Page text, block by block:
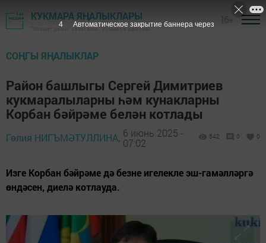
КУКМАРА ЯҢАЛЫКЛАРЫ
"Хезмәт даны" газетасы - Кукмара районы
СОҢГЫ ЯҢАЛЫКЛАР
Район башлыгы Сергей Димитриев
кукмаралыларны һәм кунакларны
Корбан бәйрәме белән котлады
Гөлия НИГЪМӘТУЛЛИНА, 6 июнь 2025 -
07:02
542 0 0
Изге Корбан бәйрәме дә безне игелекле эш-гамәлләргә
өндәсен, диелә котлауда.
2 Автоматическое закрытие баннера через